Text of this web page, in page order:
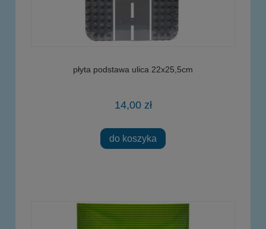
płyta podstawa ulica 22x25,5cm
14,00 zł
do koszyka